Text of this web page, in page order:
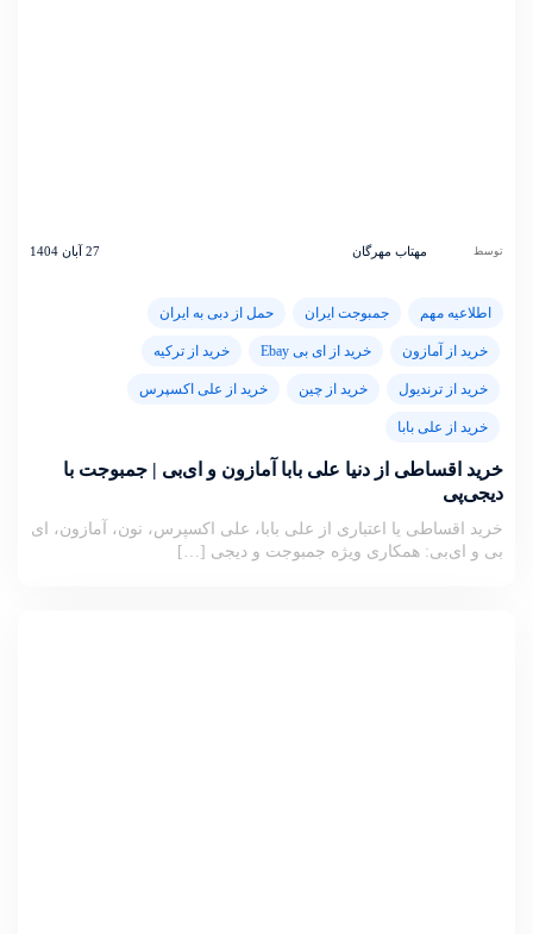
توسط مهتاب مهرگان 27 آبان 1404
اطلاعیه مهم جمبوجت ایران حمل از دبی به ایران
خرید از آمازون خرید از ای بی Ebay خرید از ترکیه
خرید از ترندیول خرید از چین خرید از علی اکسپرس
خرید از علی بابا
خرید اقساطی از دنیا علی بابا آمازون و ای‌بی | جمبوجت با
دیجی‌پی
خرید اقساطی یا اعتباری از علی بابا، علی اکسپرس، نون، آمازون، ای‌
بی و ای‌بی: همکاری ویژه جمبوجت و دیجی‌ […]